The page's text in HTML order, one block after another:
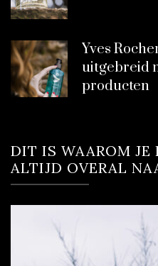
Yves
uitgebreid
producten
DIT IS WAAROM JE
ALTIJD OVERAL